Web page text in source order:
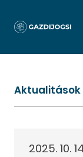
Aktualitások
2025. 10.